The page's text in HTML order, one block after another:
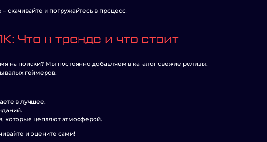
скачивайте и погружайтесь в процесс.
Что в тренде и что стоит
на поиски? Мы постоянно добавляем в каталог свежие релизы.
геймеров.
в лучшее.
которые цепляют атмосферой.
и оцените сами!